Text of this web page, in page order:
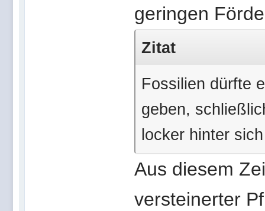
geringen
Zitat
Fossilien dürfte
geben,
locker hinter
Aus diesem
versteinerter